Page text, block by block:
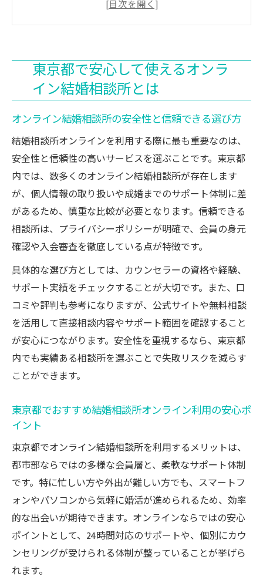
始めるコツ
結婚相談所オンラインのサポート体制と東
東京都で結婚相談所オンラインが注目され
る理由を解説
結婚相談所オンライン選びが東京都で注目され
る理由
東京都で結婚相談所オンラインが人気の背
景とは
結婚相談所オンラインが東京都で選ばれる
東京都のライフスタイルに合う結婚相談所
オンライン活用法
結婚相談所オンラインの東京都特有のメリ
ットとは
東京都で効率的に婚活できる結婚相談所オ
ンラインの魅力
すすめ
める方法
東京都で結婚相談所オンラインを活用した
時間節約術
忙しい方必見の結婚相談所オンライン活用
ポイント
結婚相談所オンラインの効率的な利用法と
東京都の実情
東京都で安心して使えるオンラ
イン結婚相談所とは
オンライン結婚相談所の安全性と信頼できる選び方
結婚相談所オンラインを利用する際に最も重要なのは、
安全性と信頼性の高いサービスを選ぶことです。東京都
内では、数多くのオンライン結婚相談所が存在します
が、個人情報の取り扱いや成婚までのサポート体制に差
があるため、慎重な比較が必要となります。信頼できる
相談所は、プライバシーポリシーが明確で、会員の身元
確認や入会審査を徹底している点が特徴です。
具体的な選び方としては、カウンセラーの資格や経験、
サポート実績をチェックすることが大切です。また、口
コミや評判も参考になりますが、公式サイトや無料相談
を活用して直接相談内容やサポート範囲を確認すること
が安心につながります。安全性を重視するなら、東京都
内でも実績ある相談所を選ぶことで失敗リスクを減らす
ことができます。
東京都でおすすめ結婚相談所オンライン利用の安心ポ
イント
東京都でオンライン結婚相談所を利用するメリットは、
都市部ならではの多様な会員層と、柔軟なサポート体制
です。特に忙しい方や外出が難しい方でも、スマートフ
ォンやパソコンから気軽に婚活が進められるため、効率
的な出会いが期待できます。オンラインならではの安心
ポイントとして、24時間対応のサポートや、個別にカウ
ンセリングが受けられる体制が整っていることが挙げら
れます。